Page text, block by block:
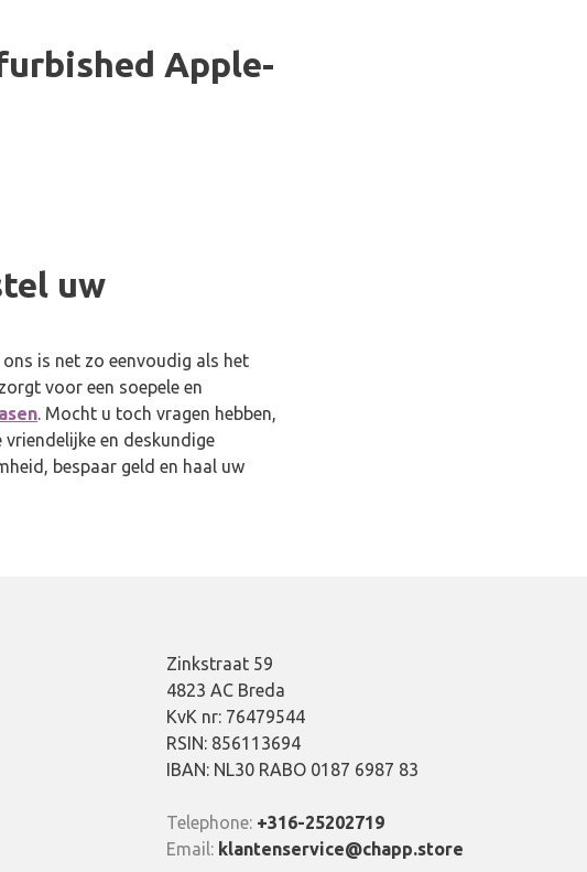
Apple-
uw
is net zo eenvoudig als het
voor een soepele en
. Mocht u toch vragen hebben,
en deskundige
bespaar geld en haal uw
Zinkstraat 59
4823 AC Breda
KvK nr: 76479544
RSIN: 856113694
IBAN: NL30 RABO 0187 6987 83
Telephone: +316-25202719
Email: klantenservice@chapp.store